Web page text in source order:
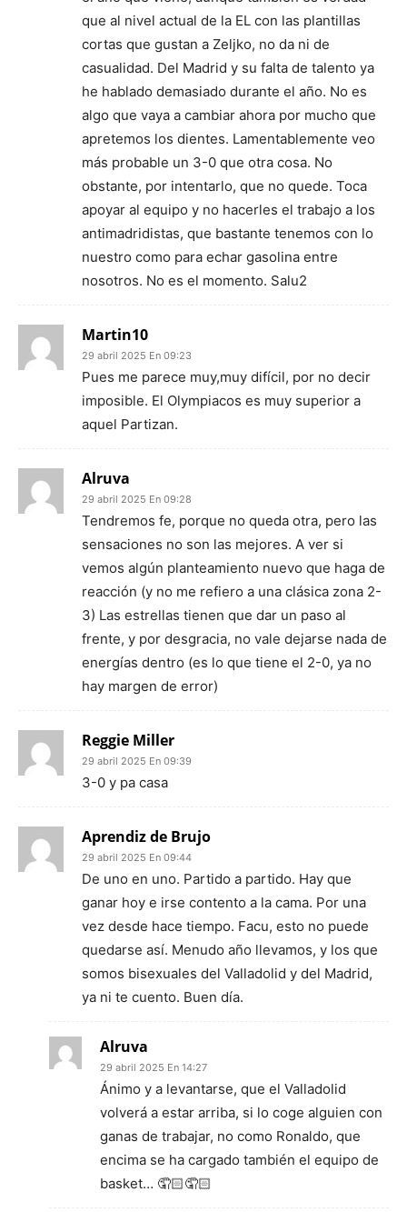
que al nivel actual de la EL con las plantillas
cortas que gustan a Zeljko, no da ni de
casualidad. Del Madrid y su falta de talento ya
he hablado demasiado durante el año. No es
algo que vaya a cambiar ahora por mucho que
apretemos los dientes. Lamentablemente veo
más probable un 3-0 que otra cosa. No
obstante, por intentarlo, que no quede. Toca
apoyar al equipo y no hacerles el trabajo a los
antimadridistas, que bastante tenemos con lo
nuestro como para echar gasolina entre
nosotros. No es el momento. Salu2
Martin10
29 abril 2025 En 09:23
Pues me parece muy,muy difícil, por no decir
imposible. El Olympiacos es muy superior a
aquel Partizan.
Alruva
29 abril 2025 En 09:28
Tendremos fe, porque no queda otra, pero las
sensaciones no son las mejores. A ver si
vemos algún planteamiento nuevo que haga de
reacción (y no me refiero a una clásica zona 2-
3) Las estrellas tienen que dar un paso al
frente, y por desgracia, no vale dejarse nada de
energías dentro (es lo que tiene el 2-0, ya no
hay margen de error)
Reggie Miller
29 abril 2025 En 09:39
3-0 y pa casa
Aprendiz de Brujo
29 abril 2025 En 09:44
De uno en uno. Partido a partido. Hay que
ganar hoy e irse contento a la cama. Por una
vez desde hace tiempo. Facu, esto no puede
quedarse así. Menudo año llevamos, y los que
somos bisexuales del Valladolid y del Madrid,
ya ni te cuento. Buen día.
Alruva
29 abril 2025 En 14:27
Ánimo y a levantarse, que el Valladolid
volverá a estar arriba, si lo coge alguien con
ganas de trabajar, no como Ronaldo, que
encima se ha cargado también el equipo de
basket… 🤦🏻🤦🏻